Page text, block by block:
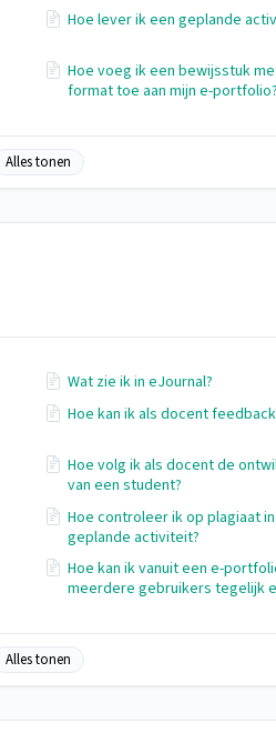
Hoe lever ik een geplande
Hoe voeg ik een bewijsstuk
format toe aan mijn e-portfolio?
Alles tonen
Wat zie ik in eJournal?
Hoe kan ik als docent
Hoe volg ik als docent de
van een student?
Hoe controleer ik op plagiaat
geplande activiteit?
Hoe kan ik vanuit een e-
meerdere gebruikers tegelijk
Alles tonen